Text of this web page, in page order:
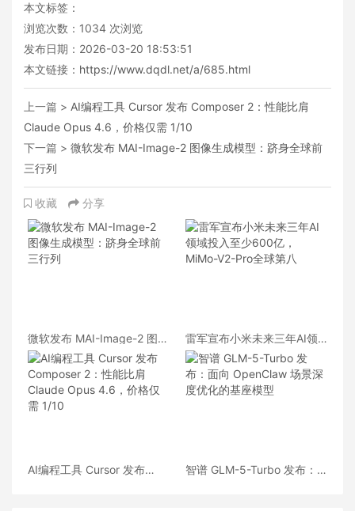
本文标签：
浏览次数： 1034 次浏览
发布日期：2026-03-20 18:53:51
本文链接： https://www.dqdl.net/a/685.html
上一篇 > AI编程工具 Cursor 发布 Composer 2：性能比肩
Claude Opus 4.6，价格仅需 1/10
下一篇 > 微软发布 MAI-Image-2 图像生成模型：跻身全球前
三行列
收藏 分享
微软发布 MAI-Image-2 图像
生成模型：跻身全球前三行
列
雷军宣布小米未来三年AI领
域投入至少600亿，MiMo-
V2-Pro全球第八
AI编程工具 Cursor 发布
智谱 GLM-5-Turbo 发布：